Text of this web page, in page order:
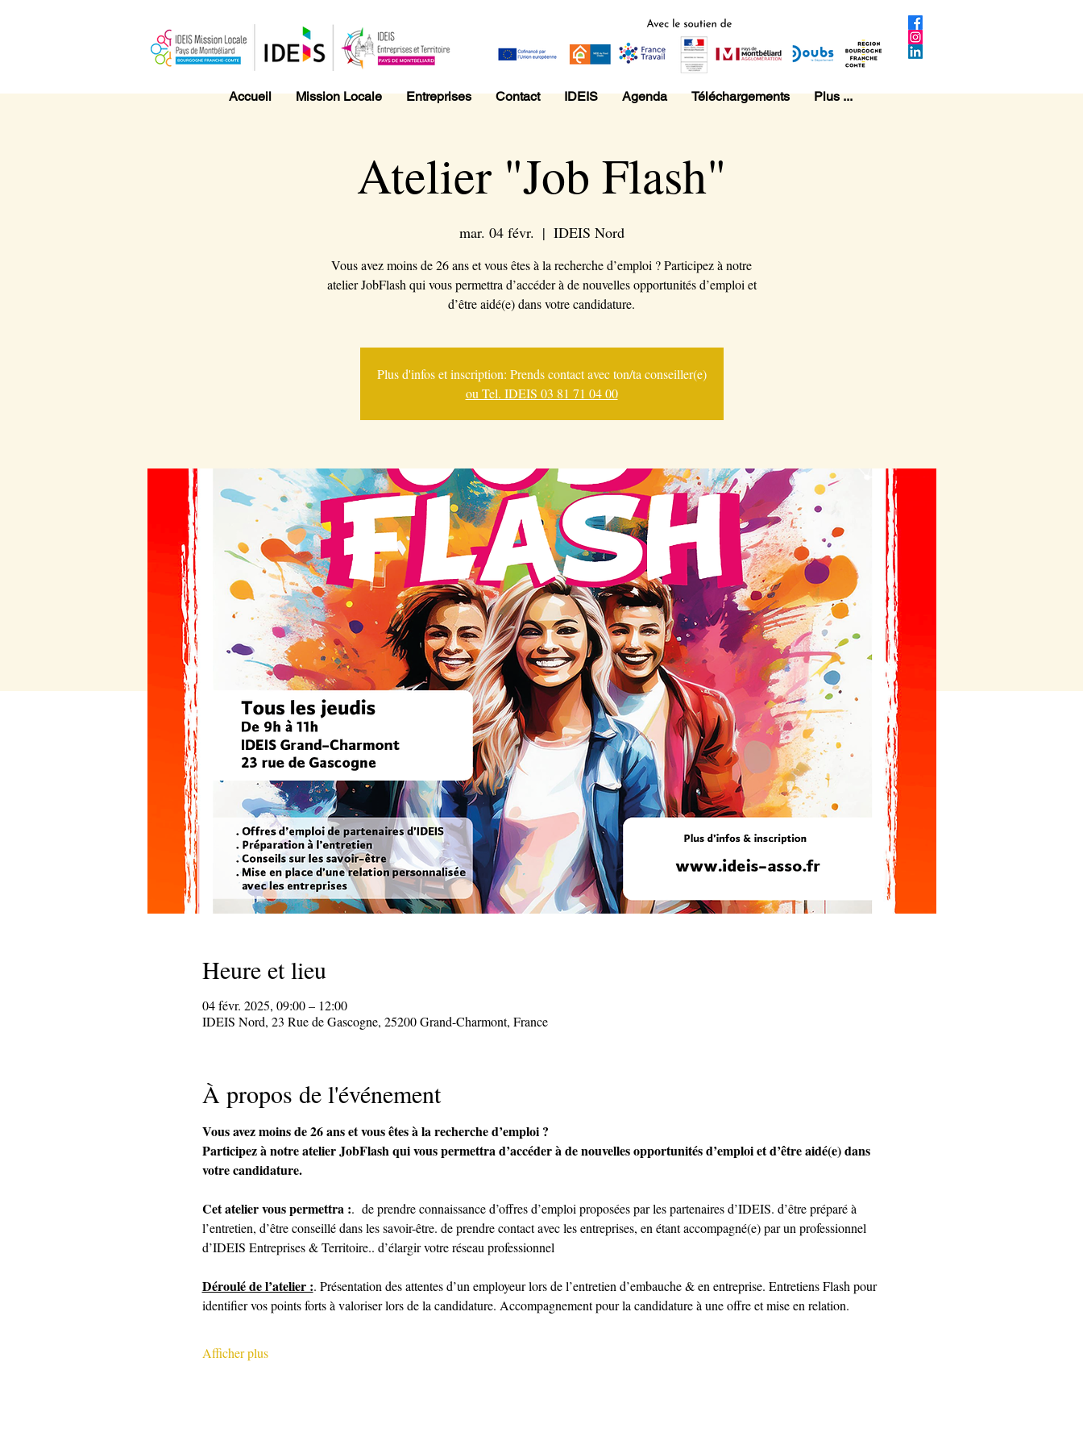
Atelier "Job Flash"
mar. 04 févr.
  |
IDEIS Nord
Vous avez moins de 26 ans et vous êtes à la recherche d’emploi ? Participez à notre
atelier JobFlash qui vous permettra d’accéder à de nouvelles opportunités d’emploi et
d’être aidé(e) dans votre candidature.
Plus d'infos et inscription: Prends contact avec ton/ta conseiller(e)
ou Tel. IDEIS 03 81 71 04 00
Heure et lieu
04 févr. 2025, 09:00 – 12:00
IDEIS Nord, 23 Rue de Gascogne, 25200 Grand-Charmont, France
À propos de l'événement
Vous avez moins de 26 ans et vous êtes à la recherche d’emploi ?
Participez à notre atelier JobFlash qui vous permettra d’accéder à de nouvelles opportunités d’emploi et d’être aidé(e) dans
votre candidature.
Cet atelier vous permettra :.  de prendre connaissance d’offres d’emploi proposées par les partenaires d’IDEIS. d’être préparé à
l’entretien, d’être conseillé dans les savoir-être. de prendre contact avec les entreprises, en étant accompagné(e) par un professionnel
d’IDEIS Entreprises & Territoire.. d’élargir votre réseau professionnel
Déroulé de l’atelier :. Présentation des attentes d’un employeur lors de l’entretien d’embauche & en entreprise. Entretiens Flash pour
identifier vos points forts à valoriser lors de la candidature. Accompagnement pour la candidature à une offre et mise en relation.
Afficher plus
Accueil Mission Locale Entreprises Contact IDEIS Agenda Téléchargements Plus ...